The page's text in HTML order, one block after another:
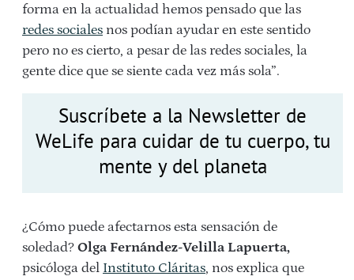
forma en la actualidad hemos pensado que las
redes sociales nos podían ayudar en este sentido
pero no es cierto, a pesar de las redes sociales, la
gente dice que se siente cada vez más sola”.
Suscríbete a la Newsletter de
WeLife para cuidar de tu cuerpo, tu
mente y del planeta
¿Cómo puede afectarnos esta sensación de
soledad? Olga Fernández-Velilla Lapuerta,
psicóloga del Instituto Cláritas, nos explica que